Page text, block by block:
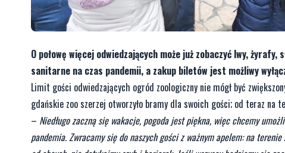
O połowę więcej odwiedzających może już zobaczyć lwy,
sanitarne na czas pandemii, a zakup biletów jest możliwy
Limit gości odwiedzających ogród zoologiczny nie mógł być
gdańskie zoo szerzej otworzyło bramy dla swoich gości; od teraz na
– Niedługo zaczną się wakacje, pogoda jest piękna, więc chcemy
pandemia. Zwracamy się do naszych gości z ważnym apelem: na